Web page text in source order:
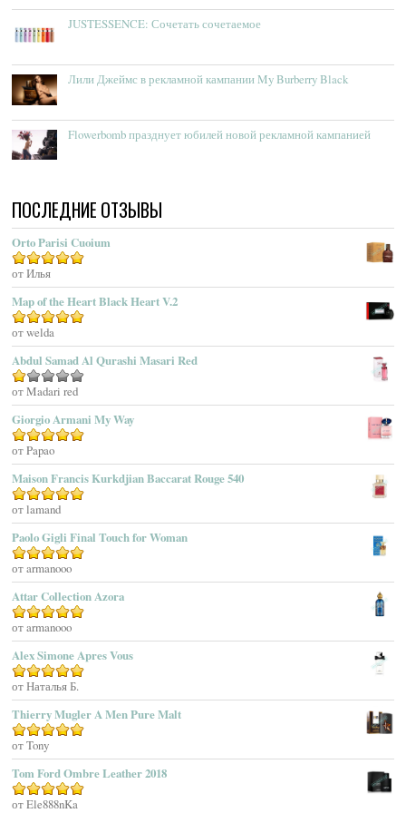
Acca Kappa
Acqua Dell’Elba
Acqua Di Monaco
Acqua Di Parma
Acqua Di Sardegna
Acqua Di Stresa
Adam Levine
Adamo Parfum
Adidas
Adolfo Dominguez
Adrienne Vittadini
Aedes De Venustas
Aerin Lauder
Aether
Affinessence
Afnan Perfumes
Agatha Ruiz De La Prada
Agatho Parfum
Agent Provocateur
Agnes B
Agonist
Ahjaar
Aigner
Aj Arabia (Widian)
Ajmal
Akro
Al Hamatt
Al Haramain
Al-Jazeera
JUSTESSENCE: Сочетать сочетаемое
Лили Джеймс в рекламной кампании My Burberry Black
Flowerbomb празднует юбилей новой рекламной кампанией
ПОСЛЕДНИЕ ОТЗЫВЫ
Orto Parisi Cuoium
Оценка
от Илья
Map of the Heart Black Heart V.2
Оценка5
от welda
Abdul Samad Al Qurashi Masari Red
Оценка
1
из
5
от Madari red
Giorgio Armani My Way
Оценка5
от Papao
Maison Francis Kurkdjian Baccarat Rouge 540
Оценка5из 5
от lamand
Paolo Gigli Final Touch for Woman
Оценка5из 5
от armanooo
Attar Collection Azora
Оценка5из 5
от armanooo
Alex Simone Apres Vous
Оценка5из 5
от Наталья Б.
Thierry Mugler A Men Pure Malt
Оценка
от Tony
Tom Ford Ombre Leather 2018
Оценка5из 5
от Ele888nKa